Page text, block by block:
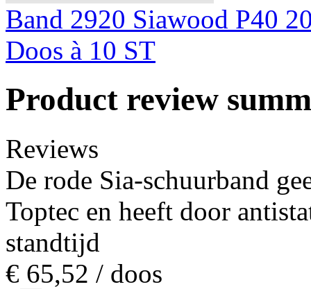
Band 2920 Siawood P40
Doos à 10 ST
Product review
Reviews
De rode Sia-schuurband
Toptec en heeft door
standtijd
€ 65,52 / doos